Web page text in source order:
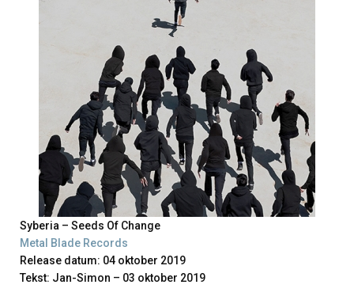
Syberia – Seeds Of Change
Metal Blade Records
Release datum: 04 oktober 2019
Tekst: Jan-Simon – 03 oktober 2019